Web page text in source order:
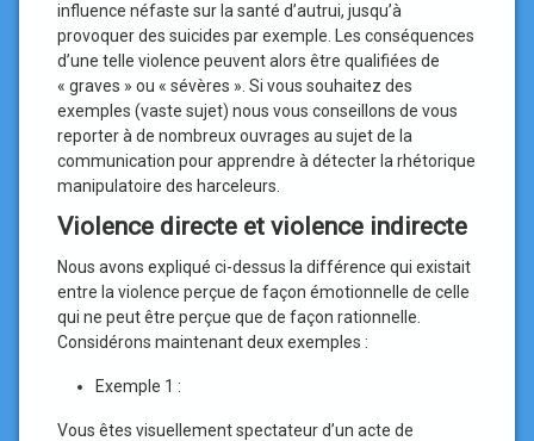
influence néfaste sur la santé d’autrui, jusqu’à
provoquer des suicides par exemple. Les conséquences
d’une telle violence peuvent alors être qualifiées de
« graves » ou « sévères ». Si vous souhaitez des
exemples (vaste sujet) nous vous conseillons de vous
reporter à de nombreux ouvrages au sujet de la
communication pour apprendre à détecter la rhétorique
manipulatoire des harceleurs.
Violence directe et violence indirecte
Nous avons expliqué ci-dessus la différence qui existait
entre la violence perçue de façon émotionnelle de celle
qui ne peut être perçue que de façon rationnelle.
Considérons maintenant deux exemples :
Exemple 1 :
Vous êtes visuellement spectateur d’un acte de